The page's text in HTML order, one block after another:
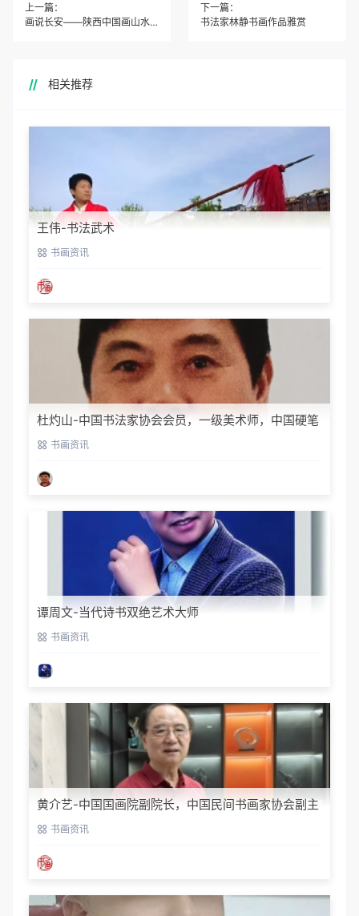
上一篇：
画说长安——陕西中国画山水专题邀请展
下一篇：
书法家林静书画作品雅赏
相关推荐
王伟-书法武术
书画资讯
杜灼山-中国书法家协会会员，一级美术师，中国硬笔
书法家协会会员
书画资讯
谭周文-当代诗书双绝艺术大师
书画资讯
黄介艺-中国国画院副院长，中国民间书画家协会副主
席 书画资讯